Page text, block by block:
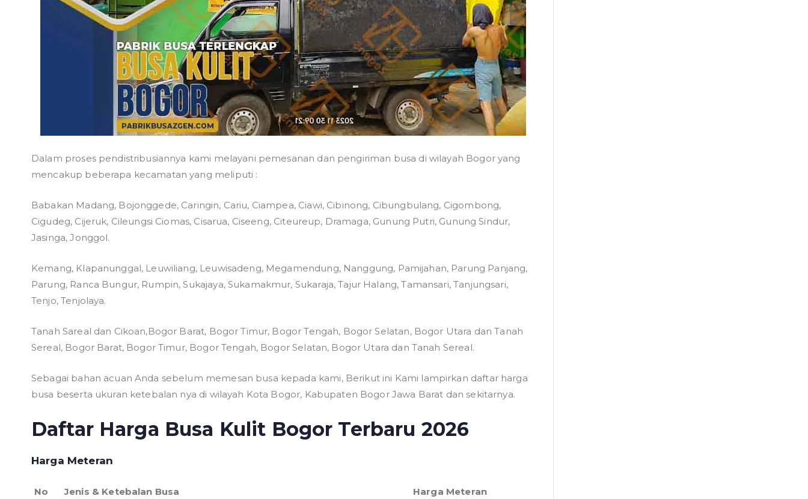
Dalam proses pendistribusiannya kami melayani pemesanan dan pengiriman busa di wilayah Bogor yang
mencakup beberapa kecamatan yang meliputi :
Babakan Madang, Bojonggede, Caringin, Cariu, Ciampea, Ciawi, Cibinong, Cibungbulang, Cigombong,
Cigudeg, Cijeruk, Cileungsi Ciomas, Cisarua, Ciseeng, Citeureup, Dramaga, Gunung Putri, Gunung Sindur,
Jasinga, Jonggol.
Kemang, Klapanunggal, Leuwiliang, Leuwisadeng, Megamendung, Nanggung, Pamijahan, Parung Panjang,
Parung, Ranca Bungur, Rumpin, Sukajaya, Sukamakmur, Sukaraja, Tajur Halang, Tamansari, Tanjungsari,
Tenjo, Tenjolaya.
Tanah Sareal dan Cikoan,Bogor Barat, Bogor Timur, Bogor Tengah, Bogor Selatan, Bogor Utara dan Tanah
Sereal, Bogor Barat, Bogor Timur, Bogor Tengah, Bogor Selatan, Bogor Utara dan Tanah Sereal.
Sebagai bahan acuan Anda sebelum memesan busa kepada kami, Berikut ini Kami lampirkan daftar harga
busa beserta ukuran ketebalan nya di wilayah Kota Bogor, Kabupaten Bogor Jawa Barat dan sekitarnya.
Daftar Harga Busa Kulit Bogor Terbaru 2026
Harga Meteran
No Jenis & Ketebalan Busa Harga Meteran